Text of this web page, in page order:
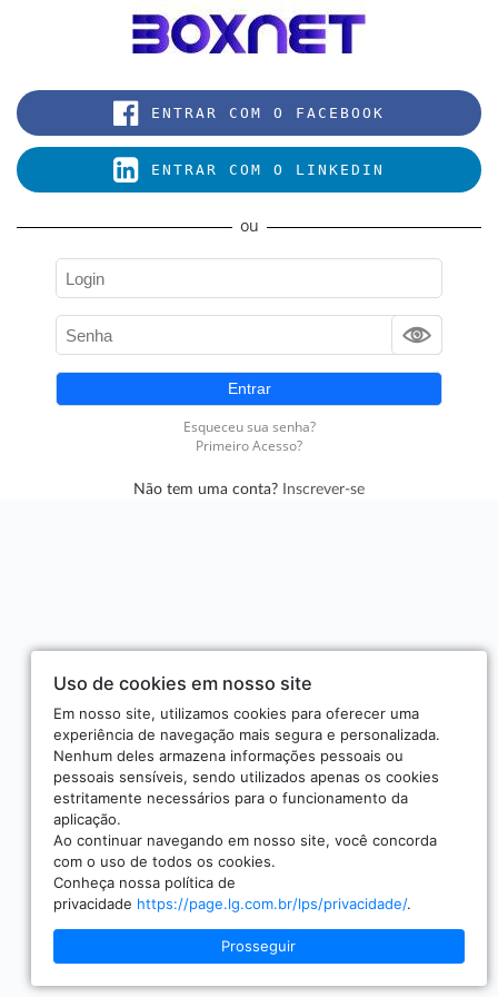
Não tem uma conta? Inscrever-se
Uso de cookies em nosso site
Em nosso site, utilizamos cookies para oferecer uma
experiência de navegação mais segura e personalizada.
Nenhum deles armazena informações pessoais ou
pessoais sensíveis, sendo utilizados apenas os cookies
estritamente necessários para o funcionamento da
aplicação.
Ao continuar navegando em nosso site, você concorda
com o uso de todos os cookies.
Conheça nossa política de
privacidade https://page.lg.com.br/lps/privacidade/.
Prosseguir